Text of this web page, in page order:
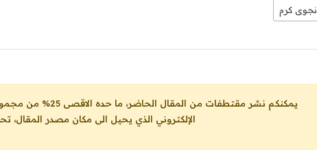
نجوى كرم
يمكنكم نشر مقتطفات من المقال الحاضر، ما حده الاقصى 25% من مجموع المقال، شرط: ذكر اسم المؤلف والناشر ووضع رابط
الإلكتروني الذي يحيل الى مكان مصدر المقال،